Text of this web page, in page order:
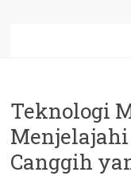
Teknologi
Menjelajahi
Canggih